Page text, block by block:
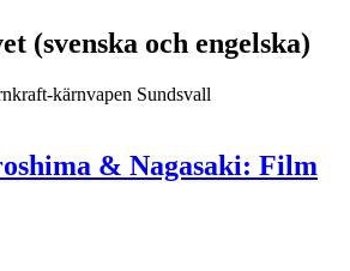
(svenska och engelska)
kärnvapen Sundsvall
& Nagasaki: Film